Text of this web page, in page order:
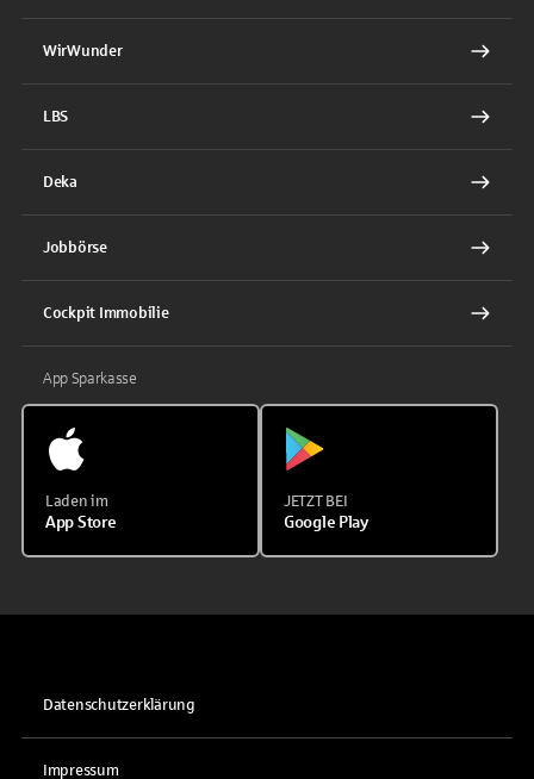
WirWunder
LBS
Deka
Jobbörse
Cockpit Immobilie
App Sparkasse
Laden im
App Store
JETZT BEI
Google Play
Datenschutzerklärung
Impressum